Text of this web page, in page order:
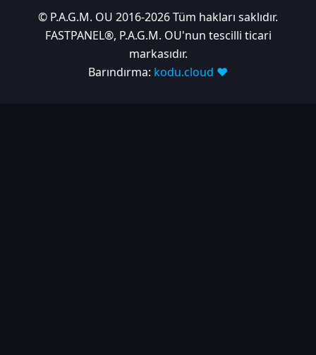
© P.A.G.M. OU 2016-2026 Tüm hakları saklıdır.
FASTPANEL®, P.A.G.M. OU'nun tescilli ticari
markasıdır.
Barındırma: kodu.cloud ❤️